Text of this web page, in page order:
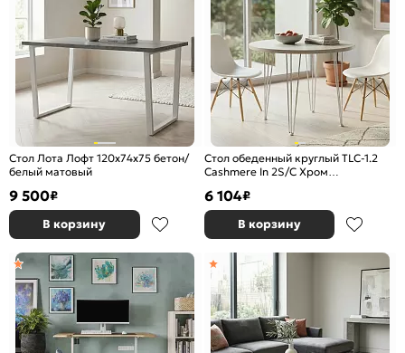
Стол Лота Лофт 120х74х75 бетон/
белый матовый
9 500₽
В корзину
Стол обеденный круглый TLC-1.2
Cashmere In 2S/C Хром
6 104₽
В корзину